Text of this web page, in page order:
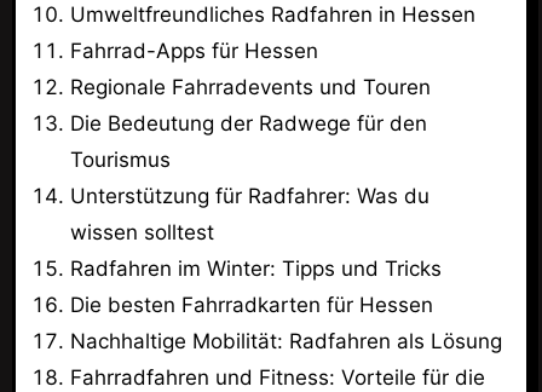
Umweltfreundliches Radfahren in Hessen
Fahrrad-Apps für Hessen
Regionale Fahrradevents und Touren
Die Bedeutung der Radwege für den
Tourismus
Unterstützung für Radfahrer: Was du
wissen solltest
Radfahren im Winter: Tipps und Tricks
Die besten Fahrradkarten für Hessen
Nachhaltige Mobilität: Radfahren als Lösung
Fahrradfahren und Fitness: Vorteile für die